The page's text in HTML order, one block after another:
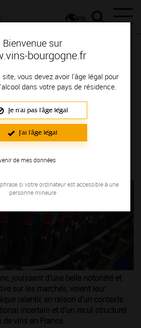
Bienvenue sur
bourgogne.fr
vous devez avoir l'âge légal pour
dans votre pays de résidence.
Je n'ai pas l'âge légal
J'ai l'âge légal
de mes données
si votre ordinateur est accessible à une
personne mineure
FR
de presse - Infos économiques
malgré un contexte économique
de Bourgogne résistent
économique incertain
jouissant d’une belle notoriété et
sur les marchés, voient leur
ralentir, en raison d’un contexte
incertain et d’un recul structurel
vins en France.